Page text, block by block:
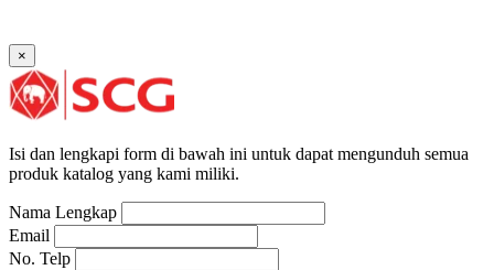
Plug SCG AW
Shinkolite
Atap Akrilik Shinkolite Shade
×
Isi dan lengkapi form di bawah ini untuk dapat mengunduh semua
produk katalog yang kami miliki.
Nama Lengkap
Email
No. Telp